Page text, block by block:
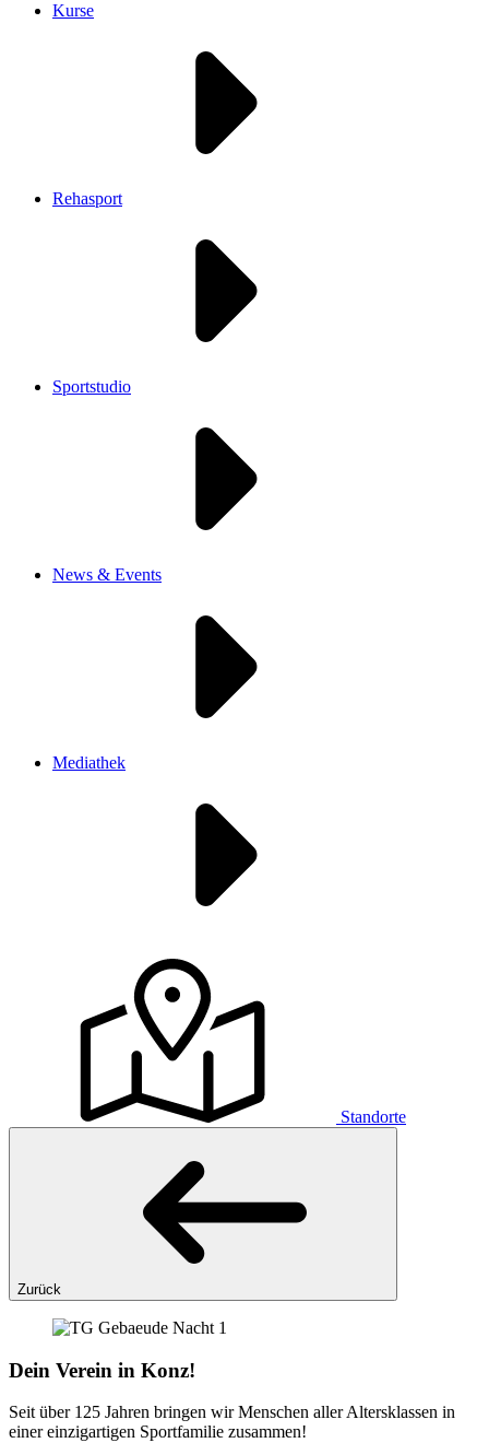
Kurse
Rehasport
Sportstudio
News & Events
Mediathek
Standorte
Zurück
Dein Verein in Konz!
Seit über 125 Jahren bringen wir Menschen aller Altersklassen in
einer einzigartigen Sportfamilie zusammen!